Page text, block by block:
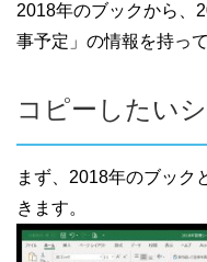
2018年のブックから、
事予定」の情報を持っ
コピーしたい
まず、2018年のブック
きます。